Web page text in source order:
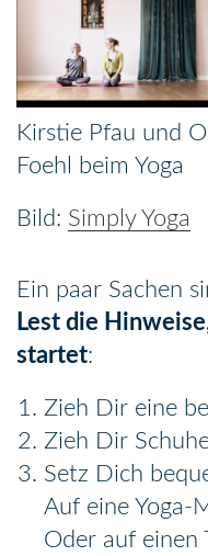
Kirstie Pfau und
Foehl beim Yoga
Simply Yoga
Ein paar Sachen
Lest die
startet:
Zieh Dir eine
Zieh Dir
Setz Dich
Auf eine Yoga-
Oder auf einen